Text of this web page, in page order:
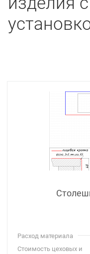
Расход материала
Стоимость цеховых и